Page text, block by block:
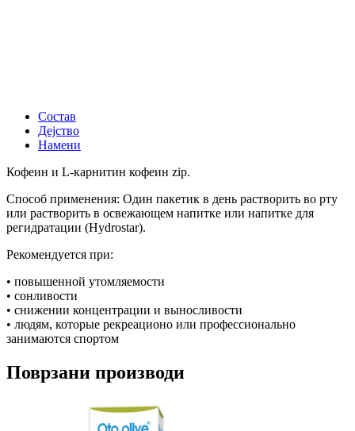
Состав
Дејство
Намени
Кофеин и L-карнитин кофеин zip.
Способ применения: Один пакетик в день растворить во рту
или растворить в освежающем напитке или напитке для
регидратации (Hydrostar).
Рекомендуется при:
• повышенной утомляемости
• сонливости
• снижении концентрации и выносливости
• людям, которые рекреационо или профессионально
занимаются спортом
Поврзани производи